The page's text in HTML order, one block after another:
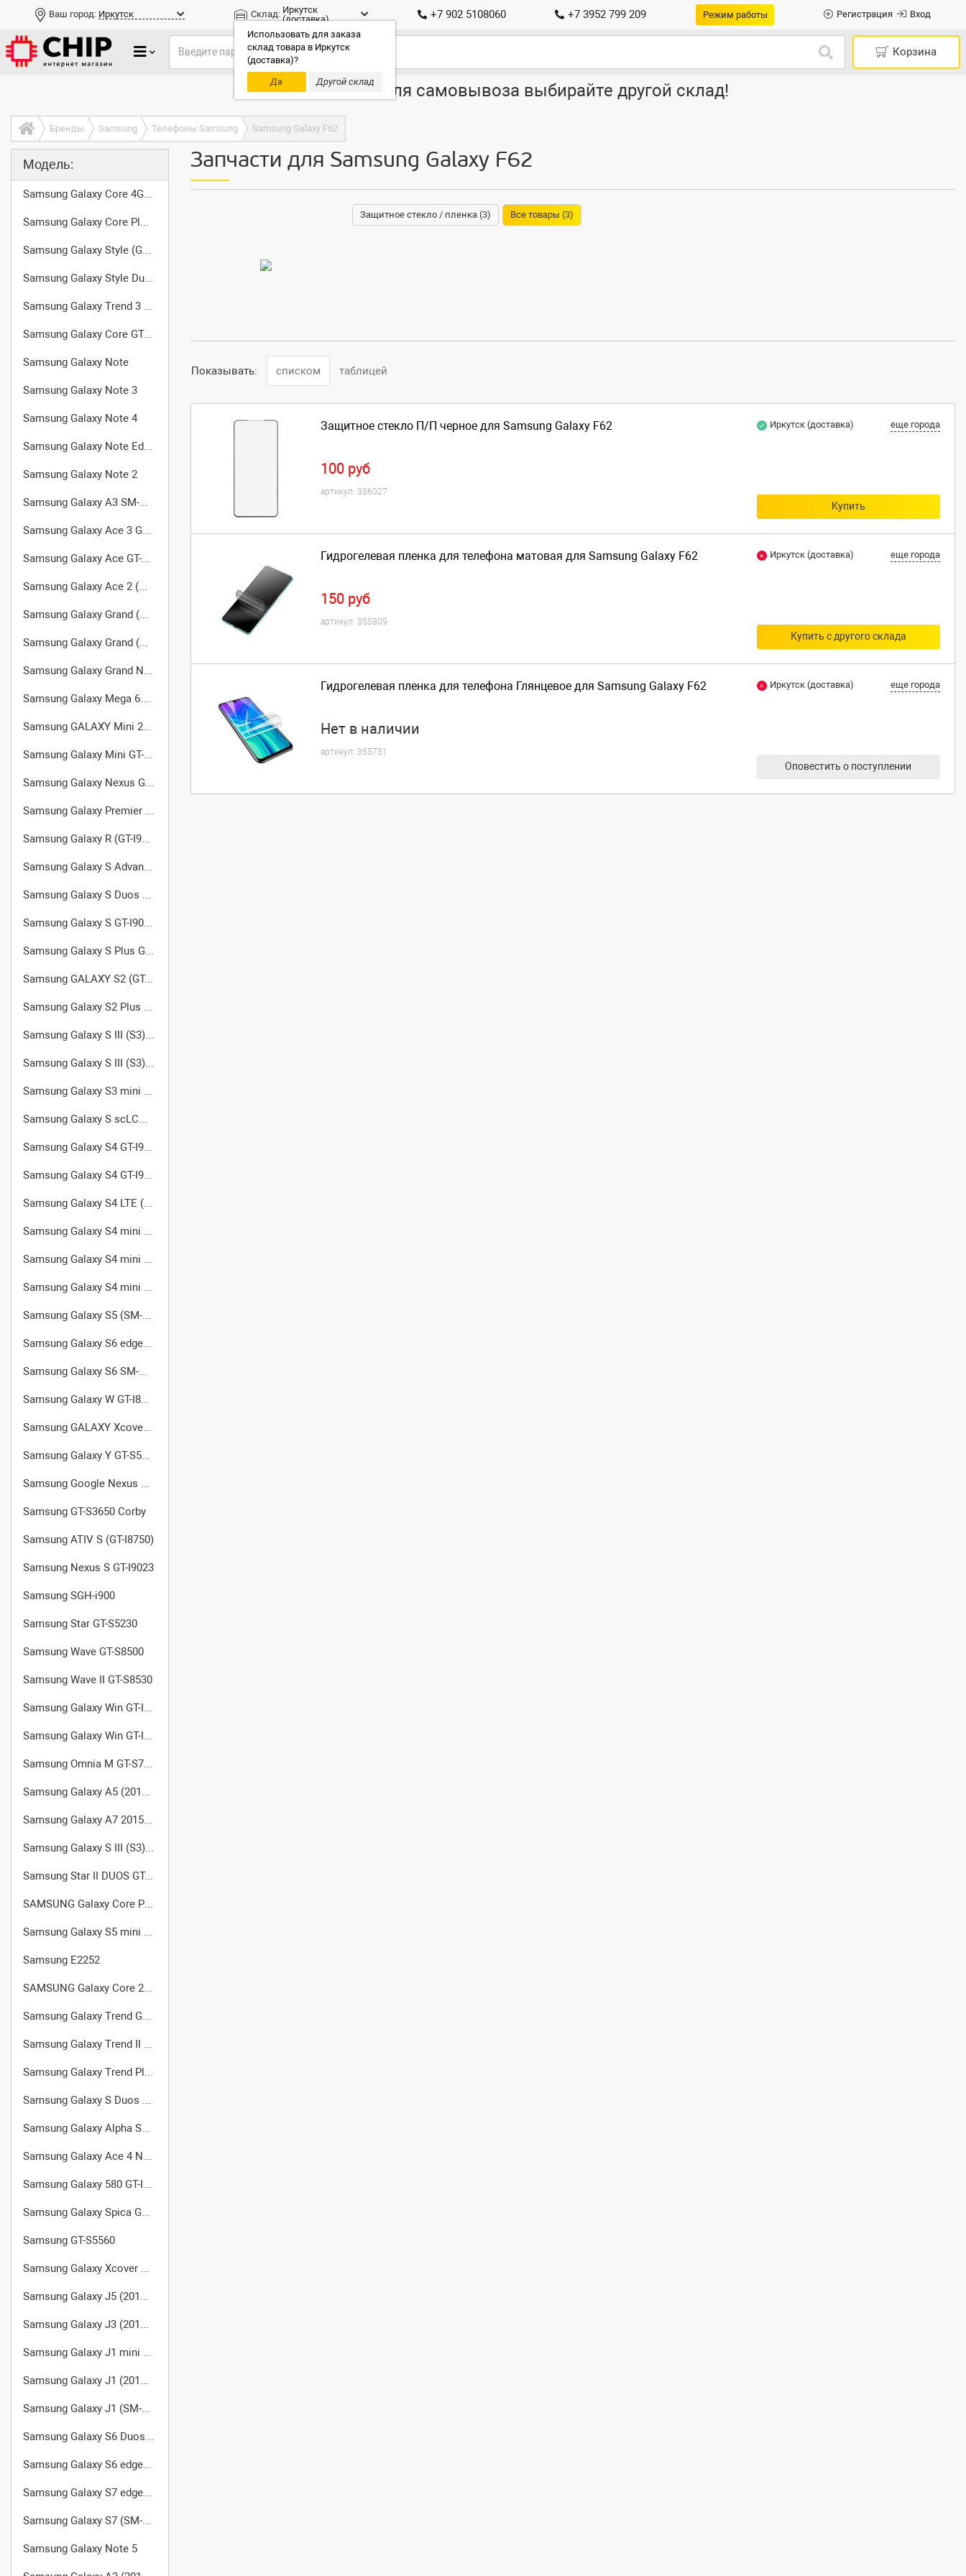
Ваш город: Иркутск Склад: Иркутск
(доставка)
Использовать для заказа
склад товара в Иркутск
(доставка)?
Да
Другой склад
+7 902 5108060 +7 3952 799 209 Режим работы Регистрация Вход
Корзина
Только доставка, для самовывоза выбирайте другой склад!
Бренды Samsung Телефоны Samsung Samsung Galaxy F62
Модель:
Samsung Galaxy Core 4G (SM-G3518)
Samsung Galaxy Core Plus (SM-G350)
Samsung Galaxy Style (GT-I8268)
Samsung Galaxy Style Duos (GT-I8262D)
Samsung Galaxy Trend 3 (SM-G3502)
Samsung Galaxy Core GT-I8262
Samsung Galaxy Note
Samsung Galaxy Note 3
Samsung Galaxy Note 4
Samsung Galaxy Note Edge
Samsung Galaxy Note 2
Samsung Galaxy A3 SM-A300F/DS
Samsung Galaxy Ace 3 GT-S7270
Samsung Galaxy Ace GT-S5830
Samsung Galaxy Ace 2 (GT-I8160)
Samsung Galaxy Grand (GT-I9080)
Samsung Galaxy Grand (GT-I9082)
Samsung Galaxy Grand Neo (GT-I9060)
Samsung Galaxy Mega 6.3 GT-I9200
Samsung GALAXY Mini 2 (GT-S6500D)
Samsung Galaxy Mini GT-S5570
Samsung Galaxy Nexus GT-I9250
Samsung Galaxy Premier GT-I9260
Samsung Galaxy R (GT-I9103)
Samsung Galaxy S Advance GT-I9070
Samsung Galaxy S Duos GT-S7562
Samsung Galaxy S GT-I9000
Samsung Galaxy S Plus GT-I9001
Samsung GALAXY S2 (GT-I9100)
Samsung Galaxy S2 Plus GT-I9105
Samsung Galaxy S III (S3) GT-I9300
Samsung Galaxy S III (S3) GT-I9305 LTE
Samsung Galaxy S3 mini (GT-I8190)
Samsung Galaxy S scLCD GT-I9003
Samsung Galaxy S4 GT-I9500
Samsung Galaxy S4 GT-I9502
Samsung Galaxy S4 LTE (GT-I9505)
Samsung Galaxy S4 mini Duos GT-I9192
Samsung Galaxy S4 mini GT-I9190
Samsung Galaxy S4 mini Black Edition (GT-I9195)
Samsung Galaxy S5 (SM-G900FD)
Samsung Galaxy S6 edge (SM-G925F)
Samsung Galaxy S6 SM-G920
Samsung Galaxy W GT-I8150
Samsung GALAXY Xcover (GT-S5690)
Samsung Galaxy Y GT-S5360
Samsung Google Nexus S I9020
Samsung GT-S3650 Corby
Samsung ATIV S (GT-I8750)
Samsung Nexus S GT-I9023
Samsung SGH-i900
Samsung Star GT-S5230
Samsung Wave GT-S8500
Samsung Wave II GT-S8530
Samsung Galaxy Win GT-I8550
Samsung Galaxy Win GT-I8552 (Dual SIM)
Samsung Omnia M GT-S7530
Samsung Galaxy A5 (2015) (SM-A500F/DS)
Samsung Galaxy A7 2015 (SM-A700FD)
Samsung Galaxy S III (S3) GT-I9301
Samsung Star II DUOS GT-C6712
SAMSUNG Galaxy Core Prime VE SM-G361H
Samsung Galaxy S5 mini (SM-G800F)
Samsung E2252
SAMSUNG Galaxy Core 2 Duos SM-G355H
Samsung Galaxy Trend GT-S7560
Samsung Galaxy Trend II Duos S7572
Samsung Galaxy Trend Plus GT-S7580
Samsung Galaxy S Duos 2 GT-S7582
Samsung Galaxy Alpha SM-G850F
Samsung Galaxy Ace 4 Neo (SM-G318H/DS)
Samsung Galaxy 580 GT-I5800
Samsung Galaxy Spica GT-I5700
Samsung GT-S5560
Samsung Galaxy Xcover 2 GT-S7710
Samsung Galaxy J5 (2016) (SM-J510FN/DS)
Samsung Galaxy J3 (2016) SM-J320F/DS
Samsung Galaxy J1 mini SM-J105
Samsung Galaxy J1 (2016) (SM-J120F/DS)
Samsung Galaxy J1 (SM-J100FN)
Samsung Galaxy S6 Duos SM-G920FD
Samsung Galaxy S6 edge+ SM-G928F
Samsung Galaxy S7 edge (SM-G935FD)
Samsung Galaxy S7 (SM-G930FD)
Samsung Galaxy Note 5
Запчасти для Samsung Galaxy F62
Защитное стекло / пленка (3) Все товары (3)
Показывать: списком таблицей
Защитное стекло П/П черное для Samsung Galaxy F62
100 руб
артикул: 356027
Иркутск (доставка) еще города
Купить
Гидрогелевая пленка для телефона матовая для Samsung Galaxy F62
150 руб
артикул: 355809
Иркутск (доставка) еще города
Купить с другого склада
Гидрогелевая пленка для телефона Глянцевое для Samsung Galaxy F62
Нет в наличии
артикул: 355731
Иркутск (доставка) еще города
Оповестить о поступлении